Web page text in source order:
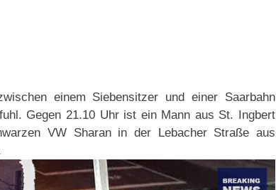
einem Siebensitzer und einer Saarbahn
Gegen 21.10 Uhr ist ein Mann aus St. Ingbert
VW Sharan in der Lebacher Straße aus